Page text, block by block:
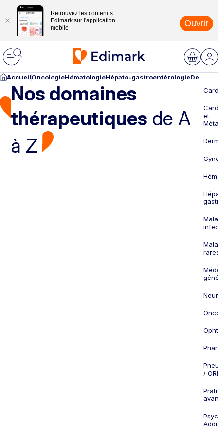
Retrouvez les contenus
Edimark sur l'application
mobile
Ouvrir
AccueilOncologieHématologieHépato-gastroentérologie
Nos domaines
thérapeutiques de A
à Z
et
/